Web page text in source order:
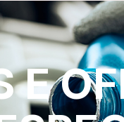
E